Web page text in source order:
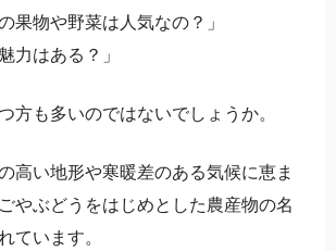
果物や野菜は人気なの？」
力はある？」
方も多いのではないでしょうか。
高い地形や寒暖差のある気候に恵ま
やぶどうをはじめとした農産物の名
ています。